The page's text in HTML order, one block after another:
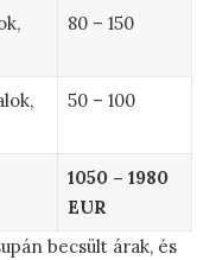
80 – 150
50 – 100
1050 – 1980
EUR
becsült árak, és